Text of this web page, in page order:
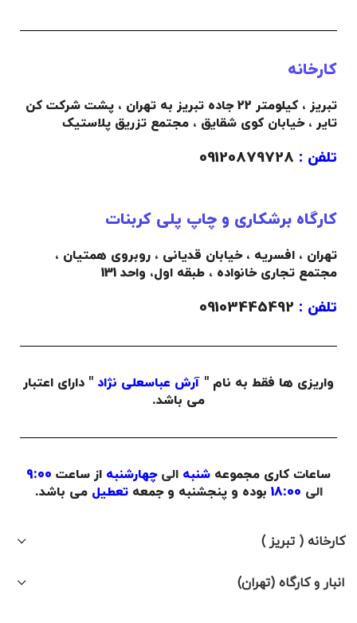
کارخانه
تبریز ، کیلومتر 22 جاده تبریز به تهران ، پشت شرکت کن
تایر ، خیابان کوی شقایق ، مجتمع تزریق پلاستیک
تلفن :
کارگاه برشکاری و چاپ پلی کربنات
تهران ، افسریه ، خیابان قدیانی ، روبروی همتیان ،
مجتمع تجاری خانواده ، طبقه اول، واحد 131
تلفن :
واریزی ها فقط به نام " آرش عباسعلی نژاد " دارای اعتبار
می باشد.
ساعات کاری مجموعه شنبه الی چهارشنبه از ساعت 9:00
الی
بوده و پنجشنبه و جمعهتعطیل می باشد.
کارخانه ( تبریز )
انبار و کارگاه (تهران)